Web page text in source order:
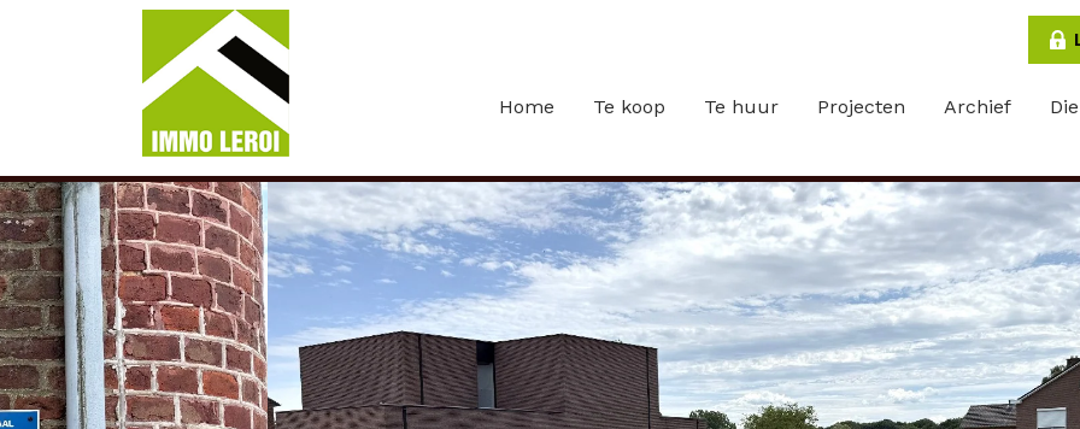
Menu overslaan en naar de inhoud gaan
Home Te koop Te huur Projecten Archief